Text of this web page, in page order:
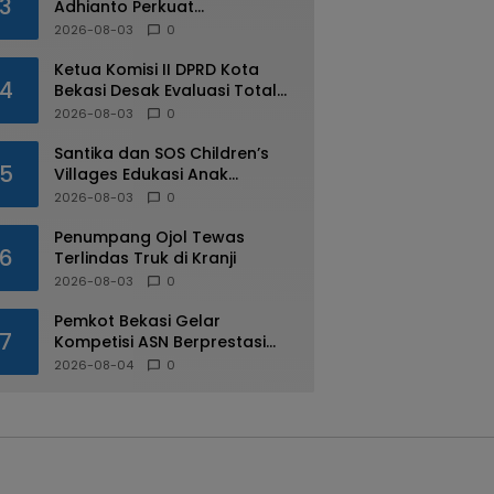
3
Adhianto Perkuat
Pengawasan Aparatur
2026-08-03 0
4
Ketua Komisi II DPRD Kota
Bekasi Desak Evaluasi Total
Usai Dugaan Pungli Oknum
2026-08-03 0
5
Santika dan SOS Children’s
Villages Edukasi Anak
Mengenal Industri Perhotelan
2026-08-03 0
6
Penumpang Ojol Tewas
Terlindas Truk di Kranji
2026-08-03 0
7
Pemkot Bekasi Gelar
Kompetisi ASN Berprestasi
pada HUT RI ke-81
2026-08-04 0